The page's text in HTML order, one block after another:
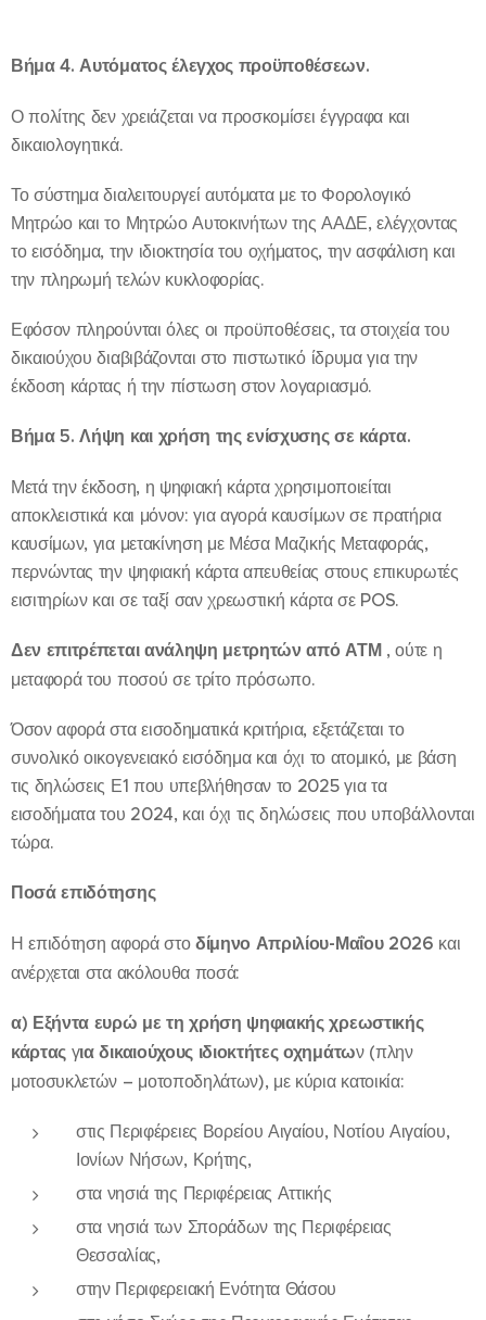
Βήμα 4. Αυτόματος έλεγχος προϋποθέσεων.
Ο πολίτης δεν χρειάζεται να προσκομίσει έγγραφα και
δικαιολογητικά.
Το σύστημα διαλειτουργεί αυτόματα με το Φορολογικό
Μητρώο και το Μητρώο Αυτοκινήτων της ΑΑΔΕ, ελέγχοντας
το εισόδημα, την ιδιοκτησία του οχήματος, την ασφάλιση και
την πληρωμή τελών κυκλοφορίας.
Εφόσον πληρούνται όλες οι προϋποθέσεις, τα στοιχεία του
δικαιούχου διαβιβάζονται στο πιστωτικό ίδρυμα για την
έκδοση κάρτας ή την πίστωση στον λογαριασμό.
Βήμα 5. Λήψη και χρήση της ενίσχυσης σε κάρτα.
Μετά την έκδοση, η ψηφιακή κάρτα χρησιμοποιείται
αποκλειστικά και μόνον: για αγορά καυσίμων σε πρατήρια
καυσίμων, για μετακίνηση με Μέσα Μαζικής Μεταφοράς,
περνώντας την ψηφιακή κάρτα απευθείας στους επικυρωτές
εισιτηρίων και σε ταξί σαν χρεωστική κάρτα σε POS.
Δεν επιτρέπεται ανάληψη μετρητών από ΑΤΜ, ούτε η
μεταφορά του ποσού σε τρίτο πρόσωπο.
Όσον αφορά στα εισοδηματικά κριτήρια, εξετάζεται το
συνολικό οικογενειακό εισόδημα και όχι το ατομικό, με βάση
τις δηλώσεις Ε1 που υπεβλήθησαν το 2025 για τα
εισοδήματα του 2024, και όχι τις δηλώσεις που υποβάλλονται
τώρα.
Ποσά επιδότησης
Η επιδότηση αφορά στο δίμηνο Απριλίου-Μαΐου 2026 και
ανέρχεται στα ακόλουθα ποσά:
α) Εξήντα ευρώ με τη χρήση ψηφιακής χρεωστικής
κάρτας για δικαιούχους ιδιοκτήτες οχημάτων (πλην
μοτοσυκλετών – μοτοποδηλάτων), με κύρια κατοικία:
στις Περιφέρειες Βορείου Αιγαίου, Νοτίου Αιγαίου,
Ιονίων Νήσων, Κρήτης,
στα νησιά της Περιφέρειας Αττικής
στα νησιά των Σποράδων της Περιφέρειας
Θεσσαλίας,
στην Περιφερειακή Ενότητα Θάσου